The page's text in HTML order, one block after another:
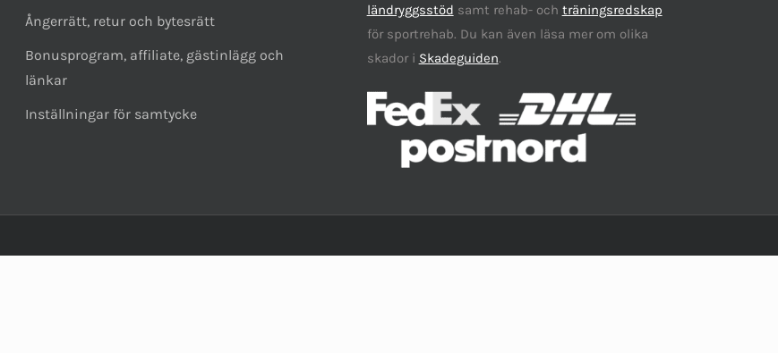
Ångerrätt, retur och bytesrätt
Bonusprogram, affiliate, gästinlägg och
länkar
Inställningar för samtycke
ländryggsstöd samt rehab- och träningsredskap
för sportrehab. Du kan även läsa mer om olika
skador i Skadeguiden.